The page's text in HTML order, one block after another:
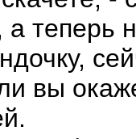
а теперь
вы